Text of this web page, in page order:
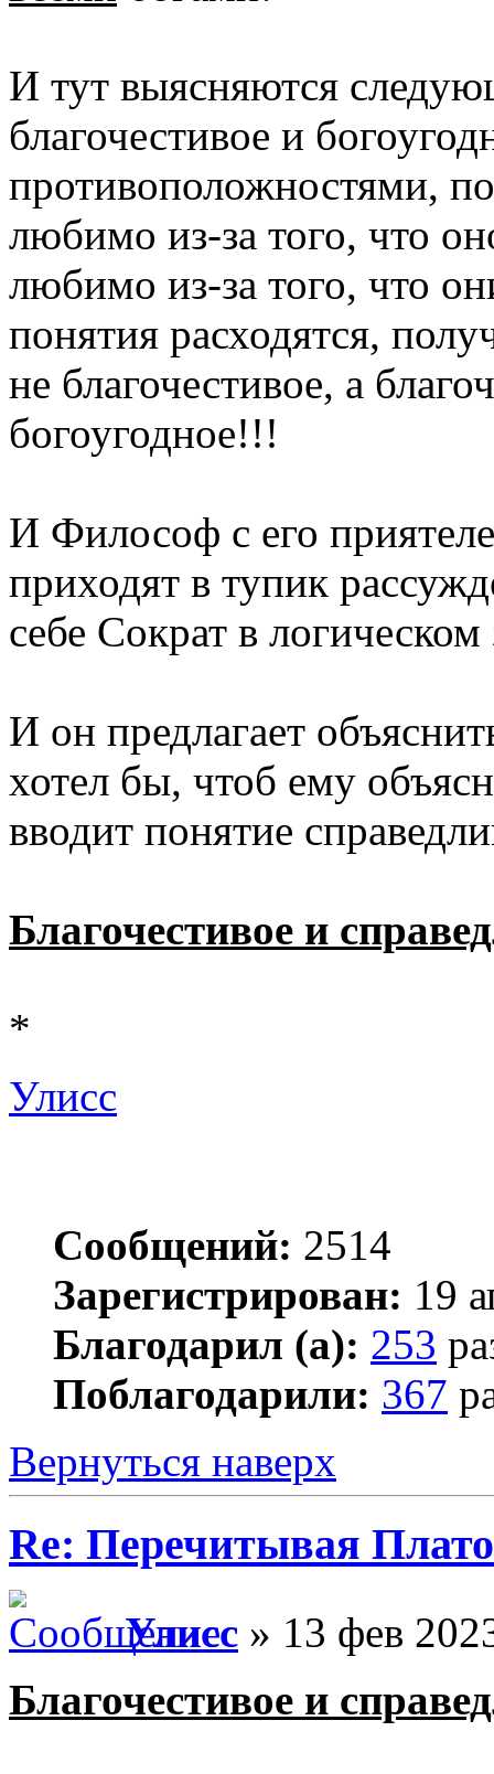
И тут выясняются
благочестивое и
противоположностями,
любимо из-за того, что
любимо из-за того, что
понятия расходятся,
не благочестивое, а
богоугодное!!!
И Философ с его
приходят в тупик
себе Сократ в
И он предлагает
хотел бы, чтоб ему
вводит понятие
Благочестивое и
*
Улисс
Сообщений: 2514
Зарегистрирован: 19
Благодарил (а): 253
Поблагодарили: 367
Вернуться наверх
Re: Перечитывая
Улисс » 13 фев
Благочестивое и